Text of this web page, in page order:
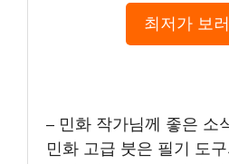
최저가 보
– 민화 작가님께 좋은 소
민화 고급 붓은 필기 도